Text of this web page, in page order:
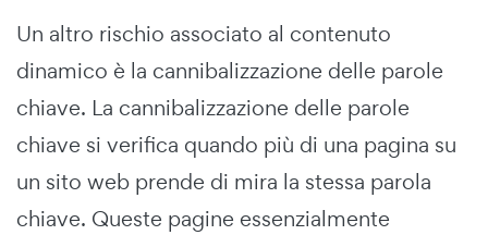
Un altro rischio associato al contenuto
dinamico è la cannibalizzazione delle parole
chiave. La cannibalizzazione delle parole
chiave si verifica quando più di una pagina su
un sito web prende di mira la stessa parola
chiave. Queste pagine essenzialmente